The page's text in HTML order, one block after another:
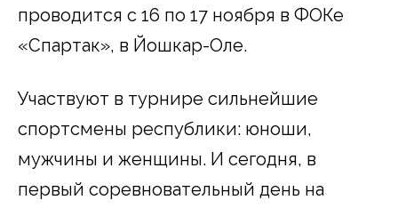
проводится с 16 по 17 ноября в ФОКе
«Спартак», в Йошкар-Оле.
Участвуют в турнире сильнейшие
спортсмены республики: юноши,
мужчины и женщины. И сегодня, в
первый соревновательный день на